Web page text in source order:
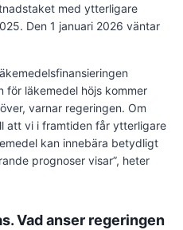
med ytterligare
Den 1 januari 2026 väntar
för läkemedel höjs kommer
varnar regeringen. Om
att vi i framtiden får ytterligare
kan innebära betydligt
prognoser visar”, heter
Vad anser regeringen